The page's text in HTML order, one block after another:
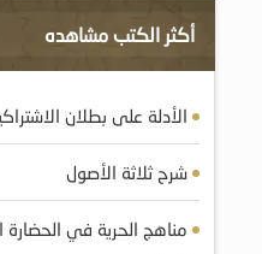
أكثر الكتب مشاهده
الأدلة على بطلان
شرح ثلاثة الأصول
مناهج الحرية في الحضارة